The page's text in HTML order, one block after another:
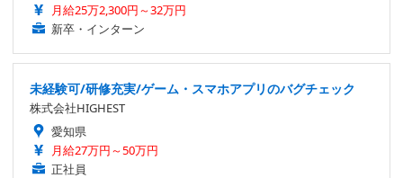
月給25万2,300円～32万円
新卒・インターン
未経験可/研修充実/ゲーム・スマホアプリのバグチェック
株式会社HIGHEST
愛知県
月給27万円～50万円
正社員